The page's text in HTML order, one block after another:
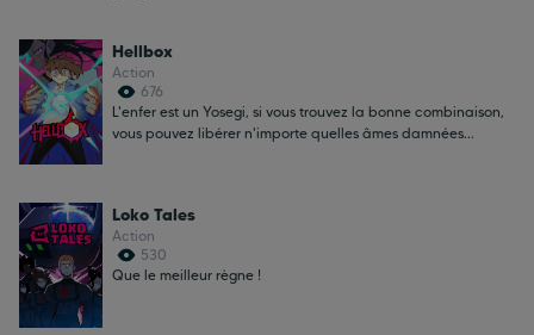
Hellbox
Action
676
L'enfer est un Yosegi, si vous trouvez la bonne combinaison,
vous pouvez libérer n'importe quelles âmes damnées...
Loko Tales
Action
530
Que le meilleur règne !